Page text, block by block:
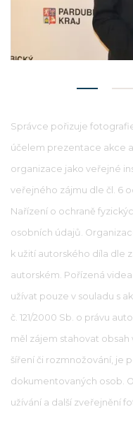
Správce pořizuje
účelem prezentace akce
organizace jako veřejné
veřejného zájmu dle čl. 6
Nařízení o ochraně
osobních údajů.
k užití autorského díla dle
autorském. Pořízená
užívat pouze v souladu s
č. 121/2000 Sb. o právu
měl zájem stahovat
šíření či rozmnožování, je
dokumentovaných osob.
užívání a další zveřejnění